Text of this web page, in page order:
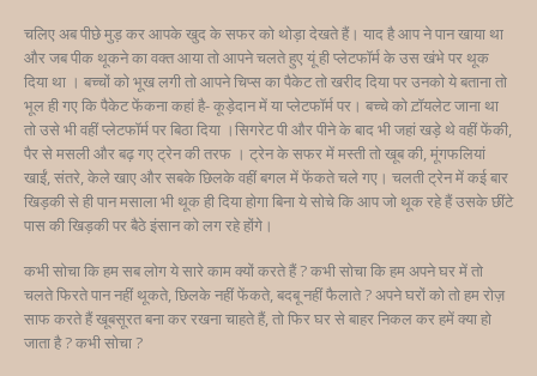
चलिए अब पीछे मुड़ कर आपके खुद के सफर को थोड़ा देखते हैं। याद है आप ने पान खाया था
और जब पीक थूकने का वक्त आया तो आपने चलते हुए यूं ही प्लेटफॉर्म के उस खंभे पर थूक
दिया था । बच्चों को भूख लगी तो आपने चिप्स का पैकेट तो खरीद दिया पर उनको ये बताना तो
भूल ही गए कि पैकेट फेंकना कहां है- कूड़ेदान में या प्लेटफॉर्म पर। बच्चे को ट़ॉयलेट जाना था
तो उसे भी वहीं प्लेटफॉर्म पर बिठा दिया ।सिगरेट पी और पीने के बाद भी जहां खड़े थे वहीं फेंकी,
पैर से मसली और बढ़ गए ट्रेन की तरफ । ट्रेन के सफर में मस्ती तो खूब की, मूंगफलियां
खाईं, संतरे, केले खाए और सबके छिलके वहीं बगल में फेंकते चले गए। चलती ट्रेन में कई बार
खिड़की से ही पान मसाला भी थूक ही दिया होगा बिना ये सोचे कि आप जो थूक रहे हैं उसके छींटे
पास की खिड़की पर बैठे इंसान को लग रहे होंगे।
कभी सोचा कि हम सब लोग ये सारे काम क्यों करते हैं ? कभी सोचा कि हम अपने घर में तो
चलते फिरते पान नहीं थूकते, छिलके नहीं फेंकते, बदबू नहीं फैलाते ? अपने घरों को तो हम रोज़
साफ करते हैं खूबसूरत बना कर रखना चाहते हैं, तो फिर घर से बाहर निकल कर हमें क्या हो
जाता है ? कभी सोचा ?